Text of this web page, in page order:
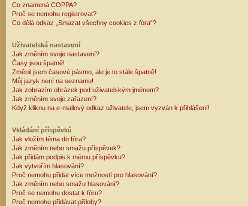
Co znamená COPPA?
Proč se nemohu registrovat?
Co dělá odkaz „Smazat všechny cookies z fóra“?
Uživatelská nastavení
Jak změním svoje nastavení?
Časy jsou špatně!
Změnil jsem časové pásmo, ale je to stále špatně!
Můj jazyk není na seznamu!
Jak zobrazím obrázek pod uživatelským jménem?
Jak změním svoje zařazení?
Když kliknu na e-mailový odkaz uživatele, jsem vyzván k přihlášení!
Vkládání příspěvků
Jak vložím téma do fóra?
Jak změním nebo smažu příspěvek?
Jak přidám podpis k mému příspěvku?
Jak vytvořím hlasování?
Proč nemohu přidat více možností pro hlasování?
Jak změním nebo smažu hlasování?
Proč se nemohu dostat k fóru?
Proč nemohu přidávat přílohy?